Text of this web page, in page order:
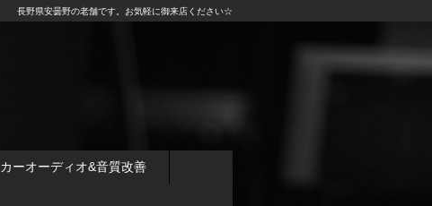
長野県安曇野の老舗です。お気軽に御来店ください☆
カーオーディオ&音質改善